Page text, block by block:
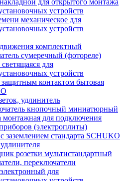
для открытого монтажа
устройств
механическое для
устройств
комплектный
сумеречный (фотореле)
для
устройств
контактом бытовая
удлинитель
кнопочный миниатюрный
монтажная для подключения
(электроплиты)
заземлением стандарта SCHUKO
розетки мультистандартный
переключатели
для